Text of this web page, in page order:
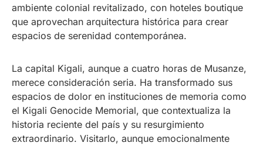
ambiente colonial revitalizado, con hoteles boutique
que aprovechan arquitectura histórica para crear
espacios de serenidad contemporánea.
La capital Kigali, aunque a cuatro horas de Musanze,
merece consideración seria. Ha transformado sus
espacios de dolor en instituciones de memoria como
el Kigali Genocide Memorial, que contextualiza la
historia reciente del país y su resurgimiento
extraordinario. Visitarlo, aunque emocionalmente